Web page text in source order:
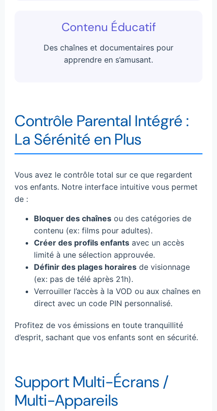
Contenu Éducatif
Des chaînes et documentaires pour
apprendre en s’amusant.
Contrôle Parental Intégré :
La Sérénité en Plus
Vous avez le contrôle total sur ce que regardent
vos enfants. Notre interface intuitive vous permet
de :
Bloquer des chaînes ou des catégories de
contenu (ex: films pour adultes).
Créer des profils enfants avec un accès
limité à une sélection approuvée.
Définir des plages horaires de visionnage
(ex: pas de télé après 21h).
Verrouiller l’accès à la VOD ou aux chaînes en
direct avec un code PIN personnalisé.
Profitez de vos émissions en toute tranquillité
d’esprit, sachant que vos enfants sont en sécurité.
Support Multi-Écrans /
Multi-Appareils